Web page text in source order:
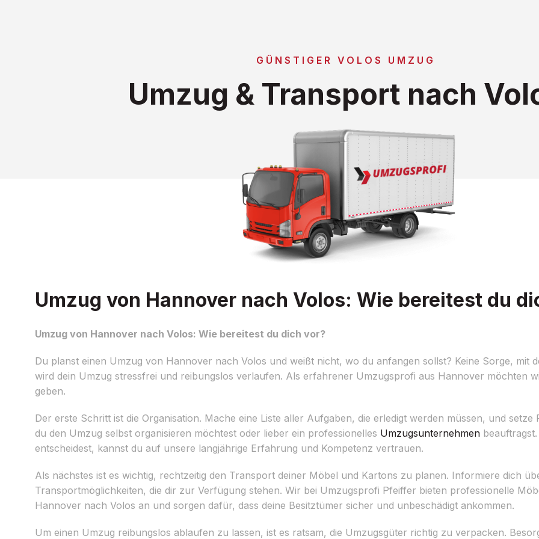
GÜNSTIGER VOLOS UMZUG
Umzug & Transport nach
Umzug von Hannover nach Volos: Wie bereitest du
Umzug von Hannover nach Volos: Wie bereitest du dich vor?
Du planst einen Umzug von Hannover nach Volos und weißt nicht, wo du anfangen sollst? Keine Sorge, mit
wird dein Umzug stressfrei und reibungslos verlaufen. Als erfahrener Umzugsprofi aus Hannover möchten
geben.
Der erste Schritt ist die Organisation. Mache eine Liste aller Aufgaben, die erledigt werden müssen, und
du den Umzug selbst organisieren möchtest oder lieber ein professionelles Umzugsunternehmen
entscheidest, kannst du auf unsere langjährige Erfahrung und Kompetenz vertrauen.
Als nächstes ist es wichtig, rechtzeitig den Transport deiner Möbel und Kartons zu planen. Informiere dich
Transportmöglichkeiten, die dir zur Verfügung stehen. Wir bei Umzugsprofi Pfeiffer bieten professionelle
Hannover nach Volos an und sorgen dafür, dass deine Besitztümer sicher und unbeschädigt ankommen.
Um einen Umzug reibungslos ablaufen zu lassen, ist es ratsam, die Umzugsgüter richtig zu verpacken.